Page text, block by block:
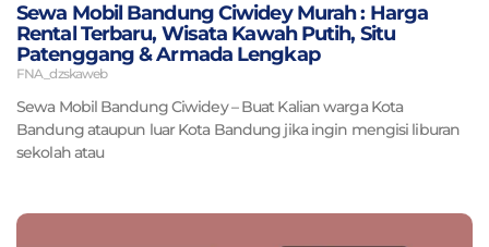
Sewa Mobil Bandung Ciwidey Murah : Harga
Rental Terbaru, Wisata Kawah Putih, Situ
Patenggang & Armada Lengkap
FNA_dzskaweb
Sewa Mobil Bandung Ciwidey – Buat Kalian warga Kota
Bandung ataupun luar Kota Bandung jika ingin mengisi liburan
sekolah atau